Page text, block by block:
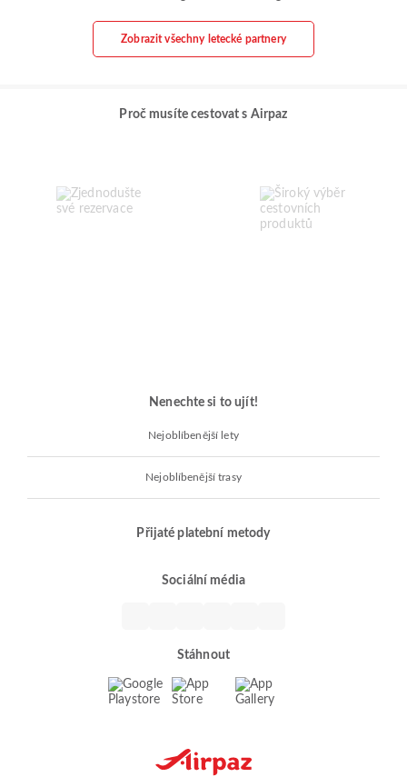
Zobrazit všechny letecké partnery
Proč musíte cestovat s Airpaz
Nenechte si to ujít!
Nejoblíbenější lety
Nejoblíbenější trasy
Přijaté platební metody
Sociální média
Stáhnout